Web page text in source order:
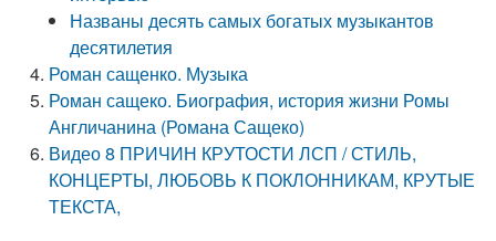
Названы десять самых богатых музыкантов
десятилетия
Роман сащенко. Музыка
Роман сащеко. Биография, история жизни Ромы
Англичанина (Романа Сащеко)
Видео 8 ПРИЧИН КРУТОСТИ ЛСП / СТИЛЬ,
КОНЦЕРТЫ, ЛЮБОВЬ К ПОКЛОННИКАМ, КРУТЫЕ
ТЕКСТА,